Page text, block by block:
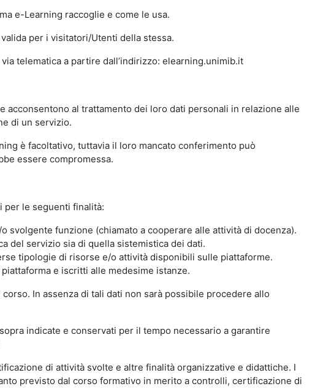
e-Learning raccoglie e come le usa.
per i visitatori/Utenti della stessa.
telematica a partire dall’indirizzo: elearning.unimib.it
al trattamento dei loro dati personali in relazione alle
di un servizio.
è facoltativo, tuttavia il loro mancato conferimento può
essere compromessa.
per le seguenti finalità:
funzione (chiamato a cooperare alle attività di docenza).
del servizio sia di quella sistemistica dei dati.
tipologie di risorse e/o attività disponibili sulle piattaforme.
e iscritti alle medesime istanze.
In assenza di tali dati non sarà possibile procedere allo
indicate e conservati per il tempo necessario a garantire
di attività svolte e altre finalità organizzative e didattiche. I
previsto dal corso formativo in merito a controlli, certificazione di